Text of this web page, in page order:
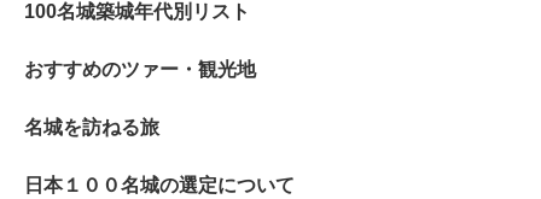
100名城築城年代別リスト
おすすめのツァー・観光地
名城を訪ねる旅
日本１００名城の選定について